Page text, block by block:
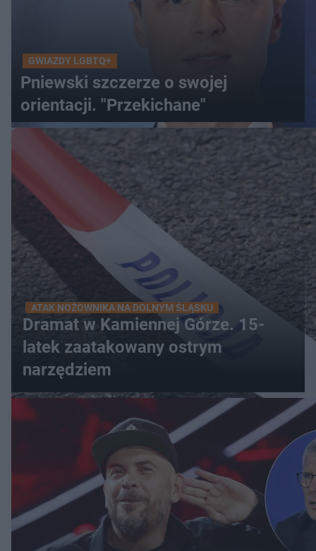
GWIAZDY LGBTQ+
Pniewski szczerze o swojej
orientacji. "Przekichane"
ATAK NOŻOWNIKA NA DOLNYM ŚLĄSKU
Dramat w Kamiennej Górze. 15-
latek zaatakowany ostrym
narzędziem